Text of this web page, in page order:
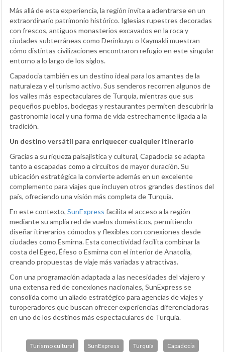
Más allá de esta experiencia, la región invita a adentrarse en un
extraordinario patrimonio histórico. Iglesias rupestres decoradas
con frescos, antiguos monasterios excavados en la roca y
ciudades subterráneas como Derinkuyu o Kaymakli muestran
cómo distintas civilizaciones encontraron refugio en este singular
entorno a lo largo de los siglos.
Capadocia también es un destino ideal para los amantes de la
naturaleza y el turismo activo. Sus senderos recorren algunos de
los valles más espectaculares de Turquía, mientras que sus
pequeños pueblos, bodegas y restaurantes permiten descubrir la
gastronomía local y una forma de vida estrechamente ligada a la
tradición.
Un destino versátil para enriquecer cualquier itinerario
Gracias a su riqueza paisajística y cultural, Capadocia se adapta
tanto a escapadas como a circuitos de mayor duración. Su
ubicación estratégica la convierte además en un excelente
complemento para viajes que incluyen otros grandes destinos del
país, ofreciendo una visión más completa de Turquía.
En este contexto, SunExpress facilita el acceso a la región
mediante su amplia red de vuelos domésticos, permitiendo
diseñar itinerarios cómodos y flexibles con conexiones desde
ciudades como Esmirna. Esta conectividad facilita combinar la
costa del Egeo, Éfeso o Esmirna con el interior de Anatolia,
creando propuestas de viaje más variadas y atractivas.
Con una programación adaptada a las necesidades del viajero y
una extensa red de conexiones nacionales, SunExpress se
consolida como un aliado estratégico para agencias de viajes y
turoperadores que buscan ofrecer experiencias diferenciadoras
en uno de los destinos más espectaculares de Turquía.
Turismo cultural SunExpress Turquía Capadocia